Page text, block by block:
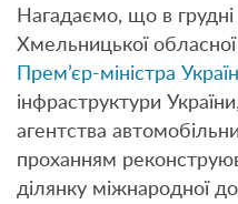
Нагадаємо, що в
Хмельницької
Прем’єр-міністра
інфраструктури
агентства
проханням
ділянку міжнародної